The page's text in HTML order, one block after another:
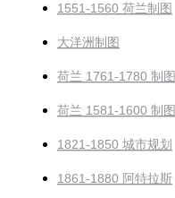
1551-1560 荷兰制图
大洋洲制图
荷兰 1761-1780 制图
荷兰 1581-1600 制图
1821-1850 城市规划
1861-1880 阿特拉斯